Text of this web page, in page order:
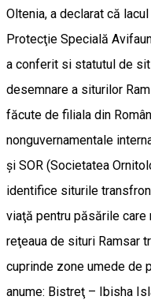
Oltenia, a declarat că
Protecţie Specială
a conferit si statutul de sit
desemnare a siturilor
făcute de filiala din
nonguvernamentale
şi SOR (Societatea
identifice siturile
viaţă pentru păsările
reţeaua de situri Ramsar
cuprinde zone umede de
anume: Bistreţ – Ibisha